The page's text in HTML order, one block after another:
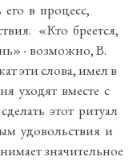
его в процесс,
«Кто бреется,
- возможно, В.
эти слова, имел в
уходят вместе с
этот ритуал
удовольствия и
значительное